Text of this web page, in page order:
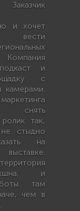
и хочет
вести
и
с
камерами.
снять
так,
стыдно
на
выставке.
и
там
чем в